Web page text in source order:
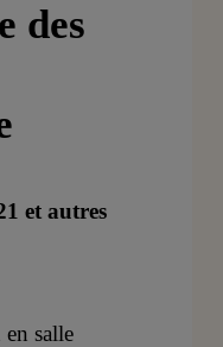
des
et autres
salle